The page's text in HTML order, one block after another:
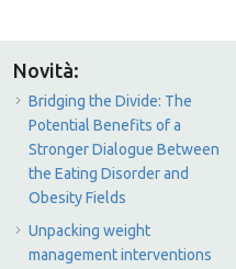
Novità:
Bridging the Divide: The
Potential Benefits of a
Stronger Dialogue Between
the Eating Disorder and
Obesity Fields
Unpacking weight
management interventions